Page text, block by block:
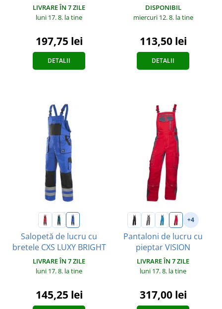
LIVRARE ÎN 7 ZILE
luni 17. 8. la tine
197,75 lei
DETALII
DISPONIBIL
miercuri 12. 8. la tine
113,50 lei
DETALII
Salopetă de lucru cu
bretele CXS LUXY BRIGHT
LIVRARE ÎN 7 ZILE
luni 17. 8. la tine
145,25 lei
+4
Pantaloni de lucru cu
pieptar VISION
LIVRARE ÎN 7 ZILE
luni 17. 8. la tine
317,00 lei